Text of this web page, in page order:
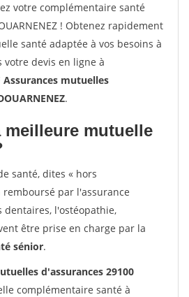
votre complémentaire santé
! Obtenez rapidement
santé adaptée à vos besoins à
votre devis en ligne à
Assurances mutuelles
.
meilleure mutuelle
santé, dites « hors
par l'assurance
dentaires, l'ostéopathie,
être prise en charge par la
sénior.
d'assurances 29100
complémentaire santé à